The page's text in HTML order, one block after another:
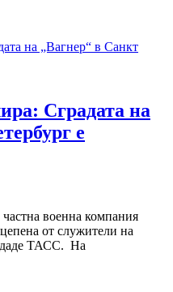
Сградата на
е
военна компания
от служители на
ТАСС. На